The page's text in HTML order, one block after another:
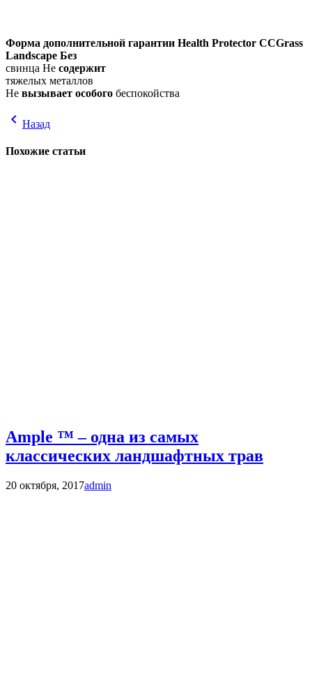
Форма дополнительной гарантии Health Protector CCGrass
Landscape Без
свинца Не содержит
тяжелых металлов
Не вызывает особого беспокойства
chevron_left Назад
Похожие статьи
Ample ™ – одна из самых
классических ландшафтных трав
20 октября, 2017admin